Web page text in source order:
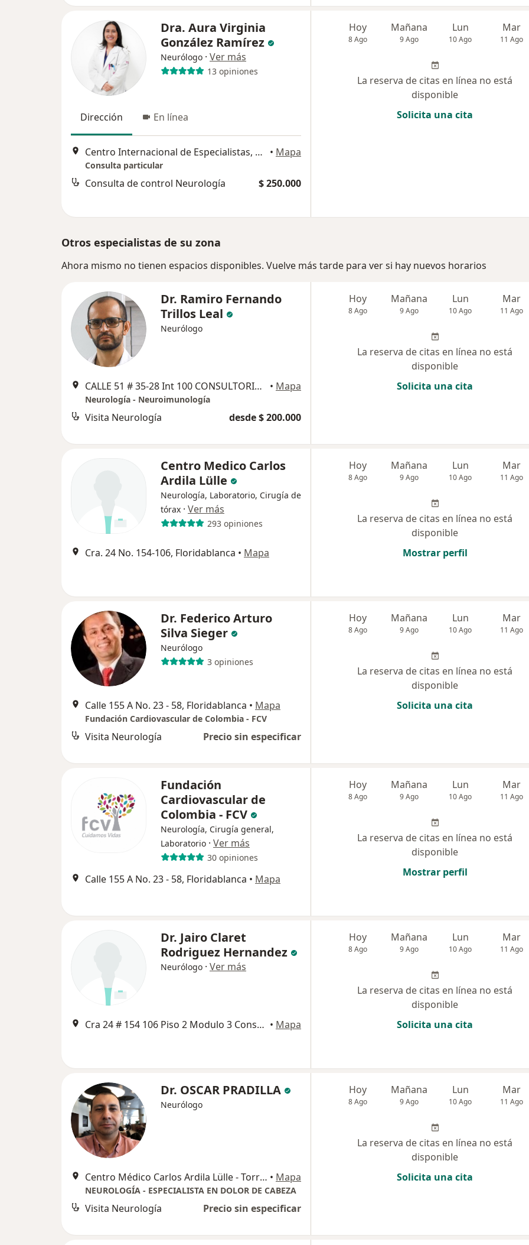
Dra. Aura Virginia
González Ramírez
Neurólogo · Ver más
13 opiniones
Dirección En línea
Centro Internacional de Especialistas, Piedecuesta • Mapa
Consulta particular
Consulta de control Neurología $ 250.000
Hoy
8 Ago
Mañana
9 Ago
Lun
10 Ago
Mar
11 Ago
La reserva de citas en línea no está
disponible
Solicita una cita
Otros especialistas de su zona
Ahora mismo no tienen espacios disponibles. Vuelve más tarde para ver si hay nuevos horarios
Dr. Ramiro Fernando
Trillos Leal
Neurólogo
CALLE 51 # 35-28 Int 100 CONSULTORIO 406 C.C. CABECERA III ETAPA, Bucaramanga • Mapa
Neurología - Neuroimunología
Visita Neurología desde $ 200.000
Hoy
8 Ago
Mañana
9 Ago
Lun
10 Ago
Mar
11 Ago
La reserva de citas en línea no está
disponible
Solicita una cita
Centro Medico Carlos
Ardila Lülle
Neurología, Laboratorio, Cirugía de
tórax · Ver más
293 opiniones
Cra. 24 No. 154-106, Floridablanca • Mapa
Hoy
8 Ago
Mañana
9 Ago
Lun
10 Ago
Mar
11 Ago
La reserva de citas en línea no está
disponible
Mostrar perfil
Dr. Federico Arturo
Silva Sieger
Neurólogo
3 opiniones
Calle 155 A No. 23 - 58, Floridablanca • Mapa
Fundación Cardiovascular de Colombia - FCV
Visita Neurología Precio sin especificar
Hoy
8 Ago
Mañana
9 Ago
Lun
10 Ago
Mar
11 Ago
La reserva de citas en línea no está
disponible
Solicita una cita
Fundación
Cardiovascular de
Colombia - FCV
Neurología, Cirugía general,
Laboratorio · Ver más
30 opiniones
Calle 155 A No. 23 - 58, Floridablanca • Mapa
Hoy
8 Ago
Mañana
9 Ago
Lun
10 Ago
Mar
11 Ago
La reserva de citas en línea no está
disponible
Mostrar perfil
Dr. Jairo Claret
Rodriguez Hernandez
Neurólogo · Ver más
Cra 24 # 154 106 Piso 2 Modulo 3 Consultorio 202, Floridablanca • Mapa
Hoy
8 Ago
Mañana
9 Ago
Lun
10 Ago
Mar
11 Ago
La reserva de citas en línea no está
disponible
Solicita una cita
Dr. OSCAR PRADILLA
Neurólogo
Centro Médico Carlos Ardila Lülle - Torre A - Piso 6 - Mod. 27 - Cons 614, Floridablanca • Mapa
NEUROLOGÍA - ESPECIALISTA EN DOLOR DE CABEZA
Visita Neurología Precio sin especificar
Hoy
8 Ago
Mañana
9 Ago
Lun
10 Ago
Mar
11 Ago
La reserva de citas en línea no está
disponible
Solicita una cita